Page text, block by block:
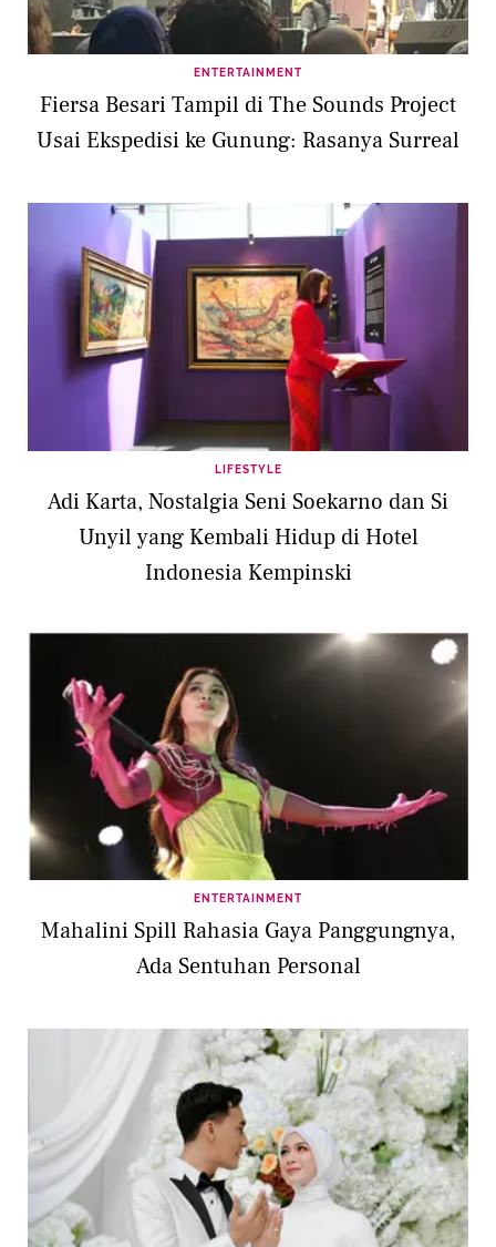
ENTERTAINMENT
Fiersa Besari Tampil di The Sounds Project
Usai Ekspedisi ke Gunung: Rasanya Surreal
LIFESTYLE
Adi Karta, Nostalgia Seni Soekarno dan Si
Unyil yang Kembali Hidup di Hotel
Indonesia Kempinski
ENTERTAINMENT
Mahalini Spill Rahasia Gaya Panggungnya,
Ada Sentuhan Personal